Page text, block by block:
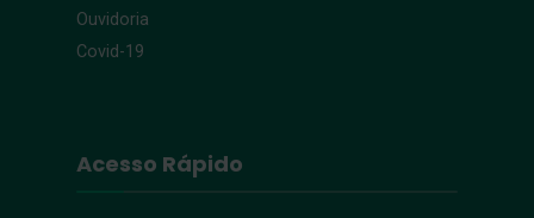
Ouvidoria
Covid-19
Acesso Rápido